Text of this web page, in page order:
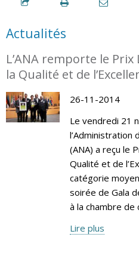
Actualités
L’ANA remporte le
la Qualité et de
26-11-2014
Le vendredi 21
l’Administration
(ANA) a reçu le
Qualité et de
catégorie
soirée de Gala
à la chambre de
Lire plus